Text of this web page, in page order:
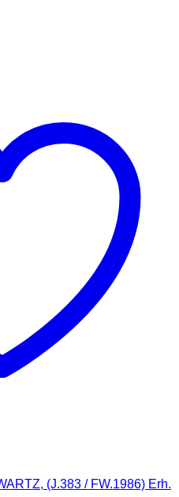
(J.383 / FW.1986) Erh.